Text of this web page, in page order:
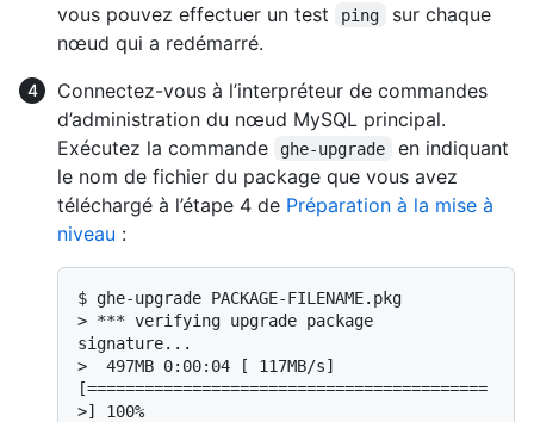
vous pouvez effectuer un test
ping
sur chaque
nœud qui a redémarré.
Connectez-vous à l’interpréteur de commandes
d’administration du nœud MySQL principal.
Exécutez la commande
ghe-upgrade
en indiquant
le nom de fichier du package que vous avez
téléchargé à l’étape 4 de Préparation à la mise à
niveau :
$ ghe-upgrade PACKAGE-FILENAME.pkg
> *** verifying upgrade package
signature...
>
497MB 0:00:04 [ 117MB/s]
[==========================================
>] 100%